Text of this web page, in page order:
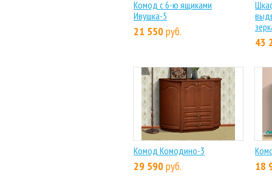
Комод с 6-ю ящиками
Ивушка-5
21 550руб.
43
Комод Комодино-3
29 590руб. 18